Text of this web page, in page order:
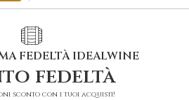
FEDELTÀ IDEALWINE
fedeltà
sconto con i tuoi acquisti!